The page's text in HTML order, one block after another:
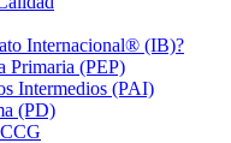
Internacional® (IB)?
Primaria (PEP)
Intermedios (PAI)
(PD)